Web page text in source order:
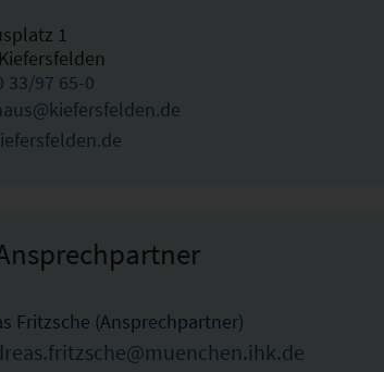
1
33/97 65-0
Fritzsche (Ansprechpartner)